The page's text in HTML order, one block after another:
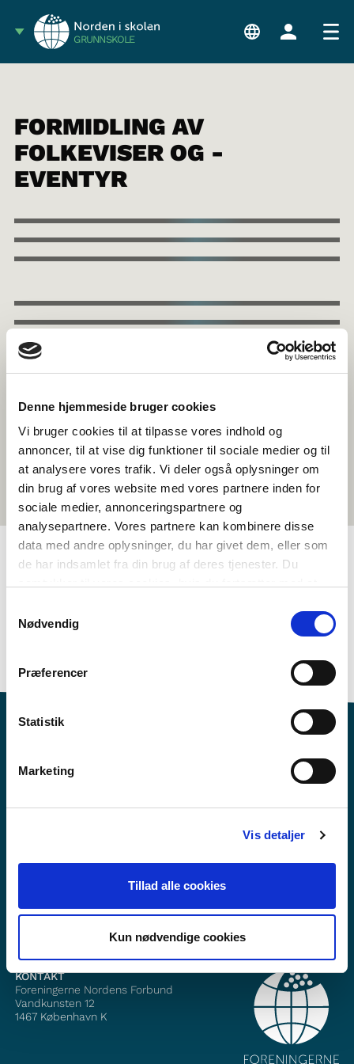
Denne hjemmeside bruger cookies
Vi bruger cookies til at tilpasse vores indhold og
annoncer, til at vise dig funktioner til sociale medier og til
at analysere vores trafik. Vi deler også oplysninger om
din brug af vores website med vores partnere inden for
sociale medier, annonceringspartnere og
analysepartnere. Vores partnere kan kombinere disse
data med andre oplysninger, du har givet dem, eller som
de har indsamlet fra din brug af deres tjenester. Du
Nødvendig
Præferencer
Statistik
Marketing
Vis detaljer
Tillad alle cookies
Kun nødvendige cookies
GRUNNSKOLE
Nordisk litteraturforståelse
Nordisk kulturforståelse
FORMIDLING AV
FOLKEVISER OG -
EVENTYR
Følg oss på Facebook
KONTAKT
Foreningerne Nordens Forbund
Vandkunsten 12
1467 København K